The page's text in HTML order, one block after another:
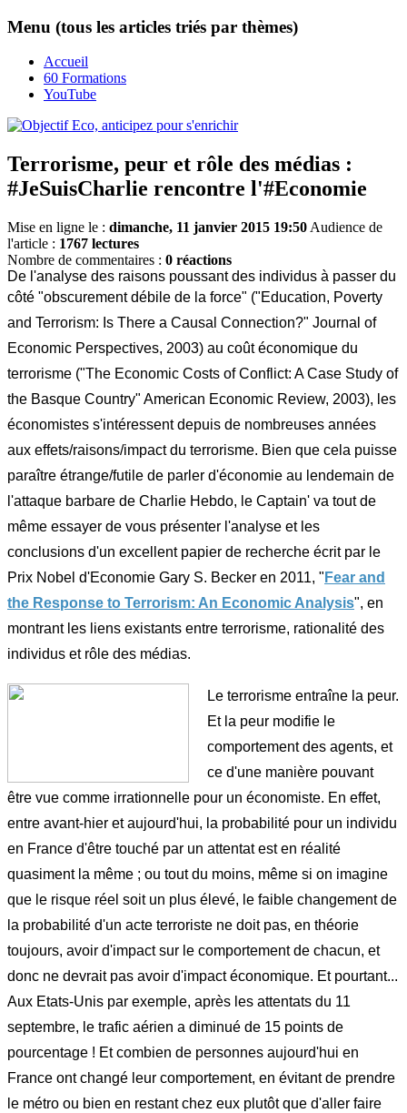
Menu (tous les articles triés par thèmes)
Accueil
60 Formations
YouTube
Terrorisme, peur et rôle des médias :
#JeSuisCharlie rencontre l'#Economie
Mise en ligne le : dimanche, 11 janvier 2015 19:50 Audience de
l'article : 1767 lectures
Nombre de commentaires : 0 réactions
De l'analyse des raisons poussant des individus à passer du
côté "obscurement débile de la force" ("Education, Poverty
and Terrorism: Is There a Causal Connection?" Journal of
Economic Perspectives, 2003) au coût économique du
terrorisme ("The Economic Costs of Conflict: A Case Study of
the Basque Country" American Economic Review, 2003), les
économistes s'intéressent depuis de nombreuses années
aux effets/raisons/impact du terrorisme. Bien que cela puisse
paraître étrange/futile de parler d'économie au lendemain de
l'attaque barbare de Charlie Hebdo, le Captain' va tout de
même essayer de vous présenter l'analyse et les
conclusions d'un excellent papier de recherche écrit par le
Prix Nobel d'Economie Gary S. Becker en 2011, " Fear and
the Response to Terrorism: An Economic Analysis", en
montrant les liens existants entre terrorisme, rationalité des
individus et rôle des médias.
Le terrorisme entraîne la peur.
Et la peur modifie le
comportement des agents, et
ce d'une manière pouvant
être vue comme irrationnelle pour un économiste. En effet,
entre avant-hier et aujourd'hui, la probabilité pour un individu
en France d'être touché par un attentat est en réalité
quasiment la même ; ou tout du moins, même si on imagine
que le risque réel soit un plus élevé, le faible changement de
la probabilité d'un acte terroriste ne doit pas, en théorie
toujours, avoir d'impact sur le comportement de chacun, et
donc ne devrait pas avoir d'impact économique. Et pourtant...
Aux Etats-Unis par exemple, après les attentats du 11
septembre, le trafic aérien a diminué de 15 points de
pourcentage ! Et combien de personnes aujourd'hui en
France ont changé leur comportement, en évitant de prendre
le métro ou bien en restant chez eux plutôt que d'aller faire